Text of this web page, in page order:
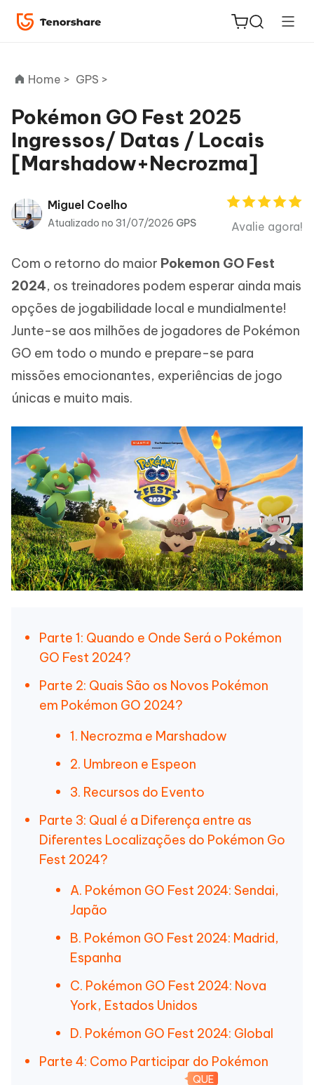
ReiBoot
for iOS
PDNob
PDF
iAnyGo
Home > GPS >
Pokémon GO Fest 2025
Ingressos/ Datas / Locais
[Marshadow+Necrozma]
Miguel Coelho
Atualizado no 31/07/2026 GPS Avalie agora!
Com o retorno do maior Pokemon GO Fest
2024, os treinadores podem esperar ainda mais
opções de jogabilidade local e mundialmente!
Junte-se aos milhões de jogadores de Pokémon
GO em todo o mundo e prepare-se para
missões emocionantes, experiências de jogo
únicas e muito mais.
Parte 1: Quando e Onde Será o Pokémon
GO Fest 2024?
Parte 2: Quais São os Novos Pokémon
em Pokémon GO 2024?
1. Necrozma e Marshadow
2. Umbreon e Espeon
3. Recursos do Evento
Parte 3: Qual é a Diferença entre as
Diferentes Localizações do Pokémon Go
Fest 2024?
A. Pokémon GO Fest 2024: Sendai,
Japão
B. Pokémon GO Fest 2024: Madrid,
Espanha
C. Pokémon GO Fest 2024: Nova
York, Estados Unidos
D. Pokémon GO Fest 2024: Global
Parte 4: Como Participar do Pokémon
QUE